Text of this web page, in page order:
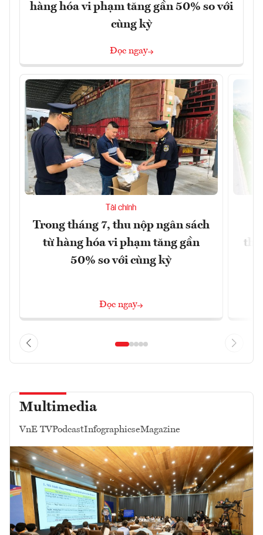
hàng hóa vi phạm tăng gần 50% so với
cùng kỳ
Đọc ngay
Tài chính
Trong tháng 7, thu nộp ngân sách
từ hàng hóa vi phạm tăng gần
50% so với cùng kỳ
Đọc ngay
Multimedia
VnE TVPodcastInfographicseMagazine